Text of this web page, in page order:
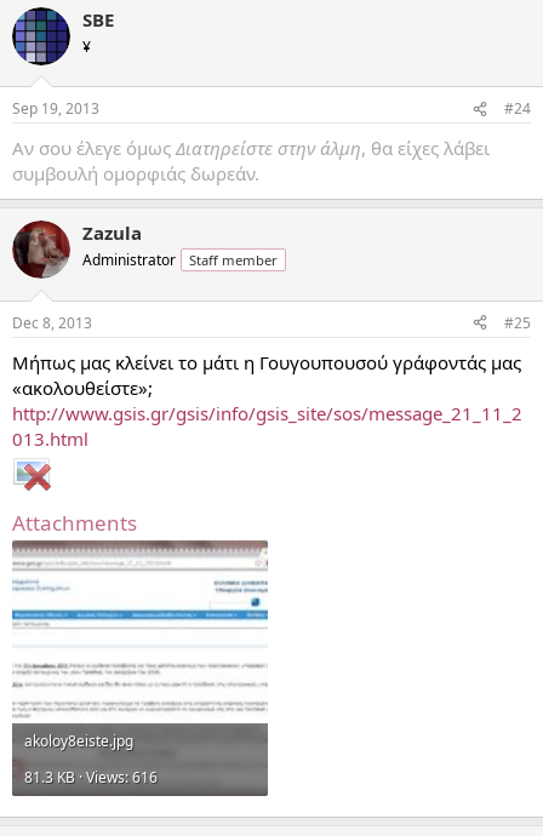
SBE
¥
Sep 19, 2013 #24
Αν σου έλεγε όμωςΔιατηρείστε στην άλμη, θα είχες λάβει
συμβουλή ομορφιάς δωρεάν.
Zazula
Administrator Staff member
Dec 8, 2013 #25
Μήπως μας κλείνει το μάτι η Γουγουπουσού γράφοντάς μας
«ακολουθείστε»;
http://www.gsis.gr/gsis/info/gsis_site/sos/message_21_11_2
013.html
Attachments
akoloy8eiste.jpg
81.3 KB · Views: 616